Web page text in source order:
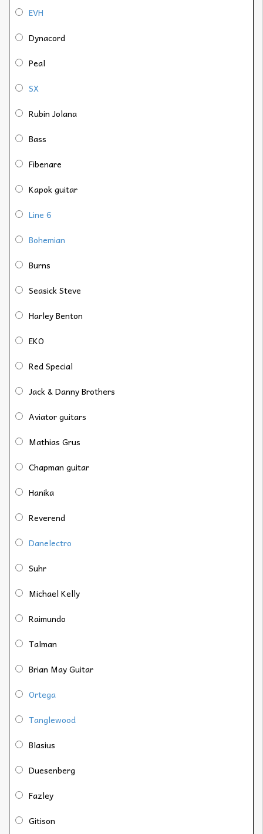
EVH
Dynacord
Peal
SX
Rubin Jolana
Bass
Fibenare
Kapok guitar
Line 6
Bohemian
Burns
Seasick Steve
Harley Benton
EKO
Red Special
Jack & Danny Brothers
Aviator guitars
Mathias Grus
Chapman guitar
Hanika
Reverend
Danelectro
Suhr
Michael Kelly
Raimundo
Talman
Brian May Guitar
Ortega
Tanglewood
Blasius
Duesenberg
Fazley
Gitison